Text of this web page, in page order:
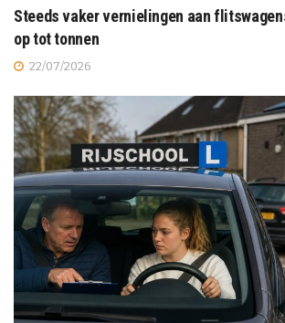
Steeds vaker vernielingen aan
op tot tonnen
22/07/2026